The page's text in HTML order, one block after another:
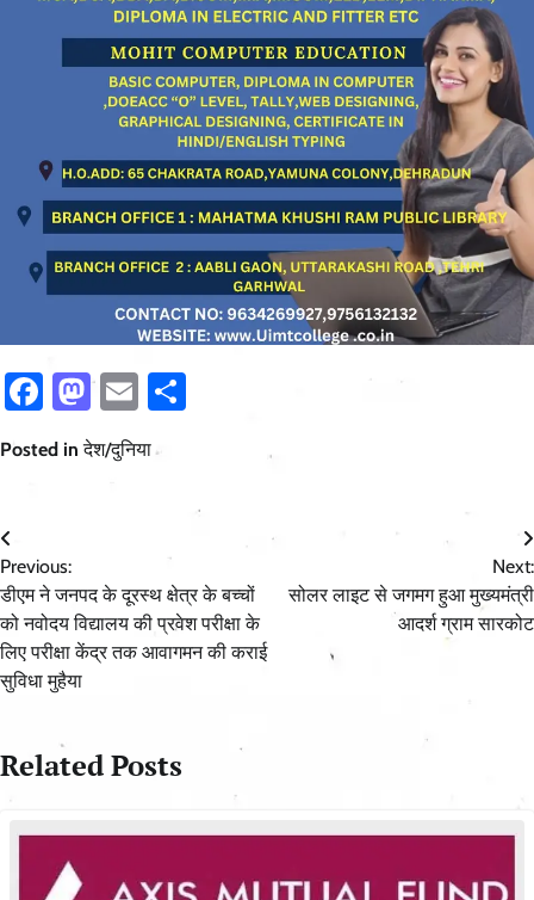
Facebook
Mastodon
Email
Posted inदेश/दुनिया
Post
navigation
Previous:
डीएम ने जनपद के दूरस्थ क्षेत्र के बच्चों
को नवोदय विद्यालय की प्रवेश परीक्षा के
लिए परीक्षा केंद्र तक आवागमन की कराई
सुविधा मुहैया
Next:
सोलर लाइट से जगमग हुआ मुख्यमंत्री
आदर्श ग्राम सारकोट
Related Posts